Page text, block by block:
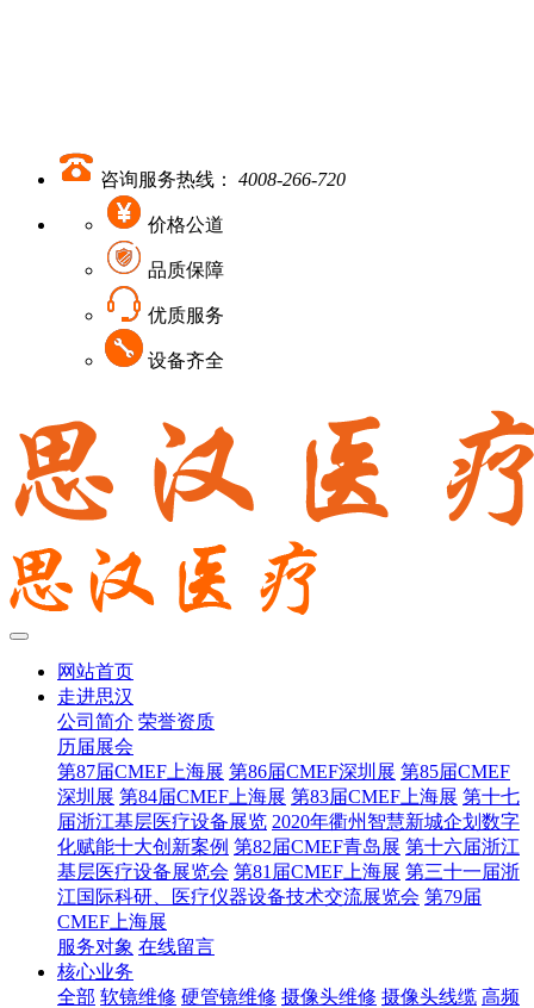
咨询服务热线： 4008-266-720
价格公道
品质保障
优质服务
设备齐全
网站首页
走进思汉
公司简介 荣誉资质
历届展会
第87届CMEF上海展 第86届CMEF深圳展 第85届CMEF
深圳展 第84届CMEF上海展 第83届CMEF上海展 第十七
届浙江基层医疗设备展览 2020年衢州智慧新城企划数字
化赋能十大创新案例 第82届CMEF青岛展 第十六届浙江
基层医疗设备展览会 第81届CMEF上海展 第三十一届浙
江国际科研、医疗仪器设备技术交流展览会 第79届
CMEF上海展
服务对象 在线留言
核心业务
全部 软镜维修 硬管镜维修 摄像头维修 摄像头线缆 高频